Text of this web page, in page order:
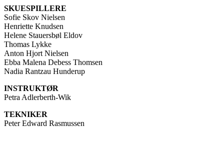
SKUESPILLERE
Sofie Skov Nielsen
Henriette Knudsen
Helene Stauersbøl Eldov
Thomas Lykke
Anton Hjort Nielsen
Ebba Malena Debess Thomsen
Nadia Rantzau Hunderup
INSTRUKTØR
Petra Adlerberth-Wik
TEKNIKER
Peter Edward Rasmussen